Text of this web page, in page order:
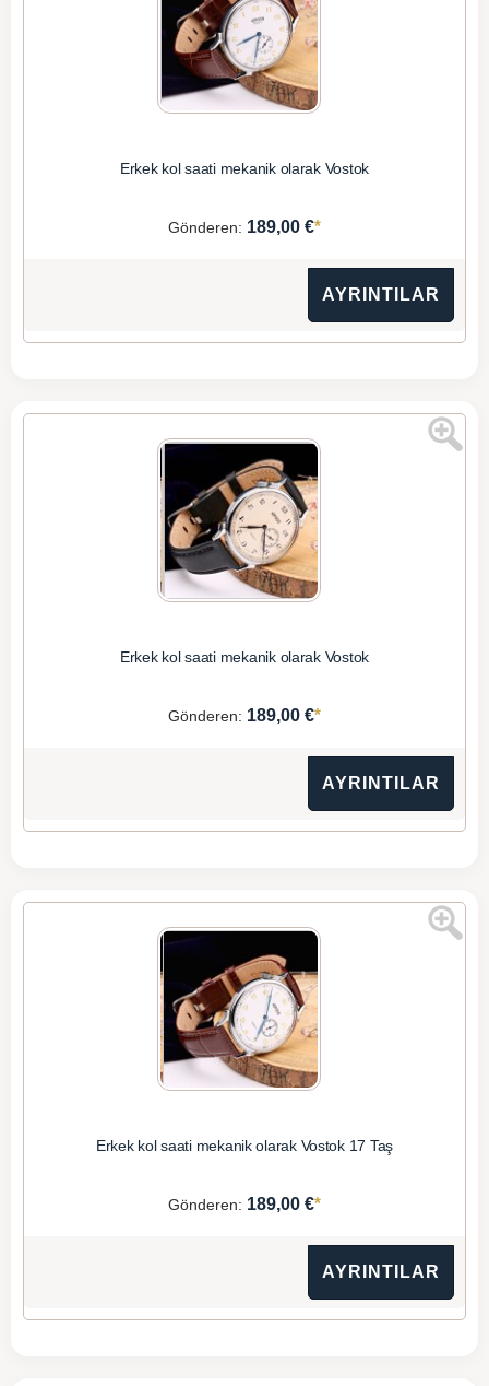
Erkek kol saati mekanik olarak Vostok
Gönderen: 189,00 €*
AYRINTILAR
Erkek kol saati mekanik olarak Vostok
Gönderen: 189,00 €*
AYRINTILAR
Erkek kol saati mekanik olarak Vostok 17 Taş
Gönderen: 189,00 €*
AYRINTILAR